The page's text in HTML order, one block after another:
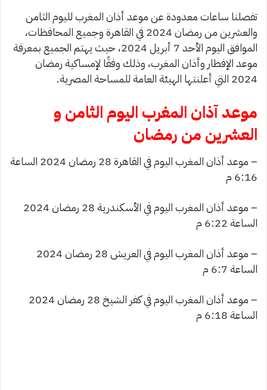
تفصلنا ساعات معدودة عن موعد أذان المغرب لليوم الثامن
والعشرين من رمضان 2024 في القاهرة وجميع المحافظات،
الموافق اليوم الأحد 7 أبريل 2024، حيث يهتم الجميع بمعرفة
موعد الإفطار وأذان المغرب، وذلك وفقًا لإمساكية رمضان
2024 التي أعلنتها الهيئة العامة للمساحة المصرية.
موعد آذان المغرب اليوم الثامن و
العشرين من رمضان
– موعد أذان المغرب اليوم في القاهرة 28 رمضان 2024 الساعة
6:16 م
– موعد أذان المغرب اليوم في الأسكندرية 28 رمضان 2024
الساعة 6:22 م
– موعد أذان المغرب اليوم في العريش 28 رمضان 2024
الساعة 6:7 م
– موعد أذان المغرب اليوم في كفر الشيخ 28 رمضان 2024
الساعة 6:18 م